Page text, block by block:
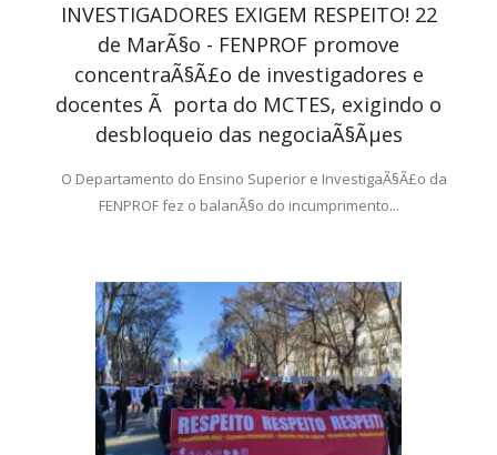
INVESTIGADORES EXIGEM RESPEITO! 22
de MarÃ§o - FENPROF promove
concentraÃ§Ã£o de investigadores e
docentes Ã porta do MCTES, exigindo o
desbloqueio das negociaÃ§Ãµes
O Departamento do Ensino Superior e InvestigaÃ§Ã£o da
FENPROF fez o balanÃ§o do incumprimento...